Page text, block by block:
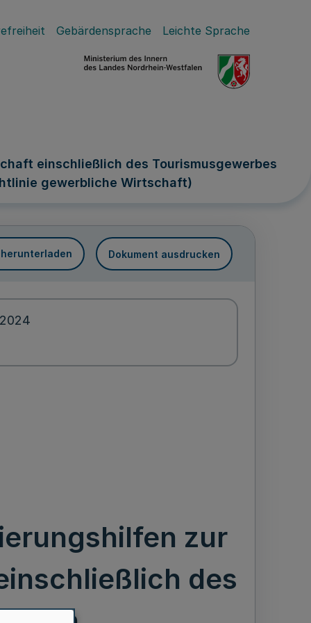
Gebärdensprache Leichte Sprache
einschließlich des Tourismusgewerbes
gewerbliche Wirtschaft)
herunterladen Dokument ausdrucken
zur
des